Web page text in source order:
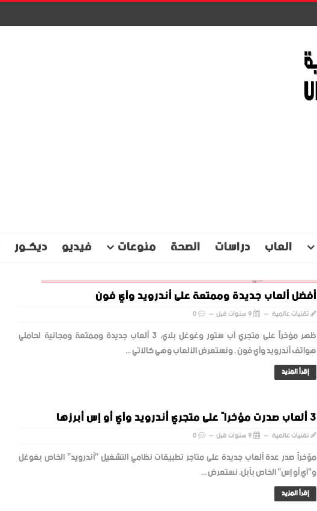
العاب دراسات الصحة منوعات فيديو ديكـور
‏إظهار الرسائل ذات التسمياتالعابإظهار كافة الرسائل
أفضل ألعاب جديدة وممتعة على أندرويد وآي فون
تقنيات عالمية 9 سنوات قبل 0
ظهر مؤخراً على متجري آب ستور وغوغل بلاي، 3 ألعاب جديدة وممتعة ومجانية لحاملي
هواتف أندرويد وآي فون . ونستعرض الألعاب وهي كالآتي ...
إقرأ المزيد
3 ألعاب صدرت مؤخراً على متجري أندرويد وآي أو إس أبرزها
تقنيات عالمية 9 سنوات قبل 0
مؤخراً صدر عدة ألعاب جديدة على متاجر تطبيقات نظامي التشغيل "أندرويد" الخاص بغوغل
و"آي أو إس" الخاص بأبل. نستعرض ...
إقرأ المزيد